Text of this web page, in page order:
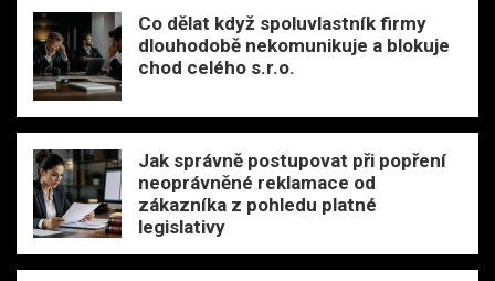
Co dělat když spoluvlastník firmy
dlouhodobě nekomunikuje a blokuje
chod celého s.r.o.
Jak správně postupovat při popření
neoprávněné reklamace od
zákazníka z pohledu platné
legislativy